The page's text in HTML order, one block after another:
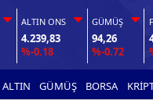
ALTIN ONS
4.239,83
%-0.18
GÜMÜŞ
94,26
%-0.72
ALTIN GÜMÜŞ BORSA